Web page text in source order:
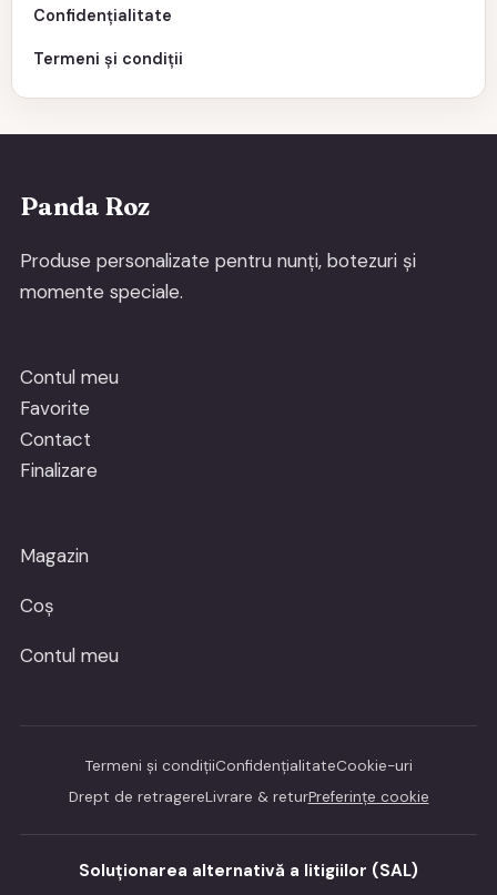
Confidențialitate
Termeni și condiții
Panda Roz
Produse personalizate pentru nunți, botezuri și
momente speciale.
Contul meu
Favorite
Contact
Finalizare
Magazin
Coș
Contul meu
Termeni și condițiiConfidențialitateCookie-uri
Drept de retragereLivrare & returPreferințe cookie
Soluționarea alternativă a litigiilor (SAL)